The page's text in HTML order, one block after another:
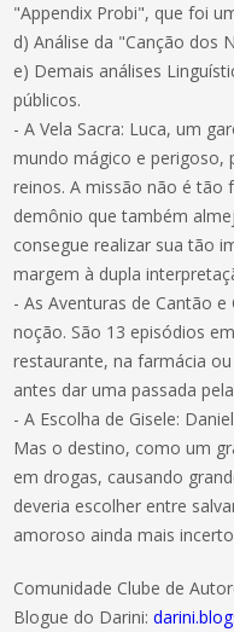
"Appendix Probi", que foi
d) Análise da "Canção dos
e) Demais análises
públicos.
- A Vela Sacra: Luca, um
mundo mágico e perigoso,
reinos. A missão não é tão
demônio que também
consegue realizar sua tão
margem à dupla
- As Aventuras de Cantão
noção. São 13 episódios
restaurante, na farmácia
antes dar uma passada
- A Escolha de Gisele:
Mas o destino, como um
em drogas, causando
deveria escolher entre
amoroso ainda mais
Comunidade Clube de
Blogue do Darini: